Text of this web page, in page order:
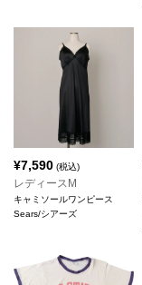
¥7,590 (税込)
レディースM
キャミソールワンピース
Sears/シアーズ